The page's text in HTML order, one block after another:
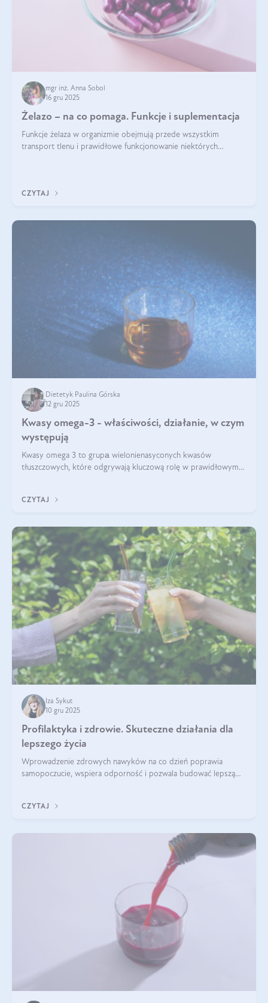
mgr inż. Anna Sobol
16 gru 2025
Żelazo – na co pomaga. Funkcje i suplementacja
Funkcje żelaza w organizmie obejmują przede wszystkim
transport tlenu i prawidłowe funkcjonowanie niektórych
CZYTAJ
Dietetyk Paulina Górska
12 gru 2025
Kwasy omega-3 - właściwości, działanie, w czym
występują
Kwasy omega 3 to grupа wielonienasyconych kwasów
tłuszczowych, które odgrywają kluczową rolę w prawidłowym
CZYTAJ
Iza Sykut
10 gru 2025
Profilaktyka i zdrowie. Skuteczne działania dla
lepszego życia
Wprowadzenie zdrowych nawyków na co dzień poprawia
samopoczucie, wspiera odporność i pozwala budować lepszą
CZYTAJ